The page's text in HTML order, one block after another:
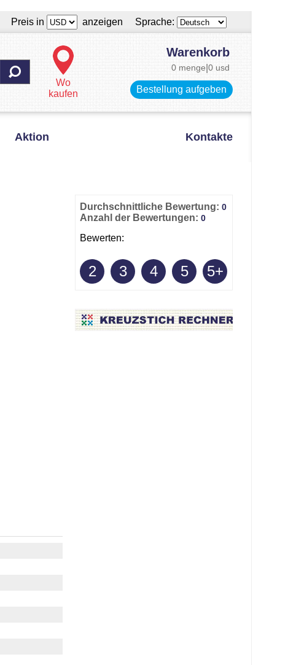
Preis in
anzeigen Sprache:
Wo
kaufen
Warenkorb
0 menge 0 usd
Bestellung aufgeben
Aktion Kontakte
Durchschnittliche Bewertung: 0
Anzahl der Bewertungen: 0
Bewerten:
2 3 4 5 5+